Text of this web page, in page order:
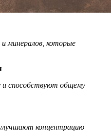
минералов, которые
способствуют общему
концентрацию